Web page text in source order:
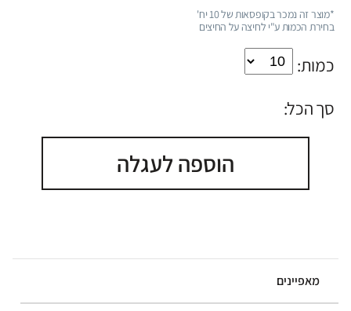
*מוצר זה נמכר בקופסאות של 10 יח'
בחירת הכמות ע"י לחיצה על החיצים
כמות:
סך הכל:
הוספה לעגלה
מאפיינים